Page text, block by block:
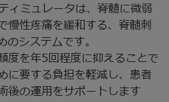
ィミュレータは、脊髄に微弱
慢性疼痛を緩和する、脊髄刺
システムです。
度を年5回程度に抑えることで
に要する負担を軽減し、患者
後の運用をサポートします